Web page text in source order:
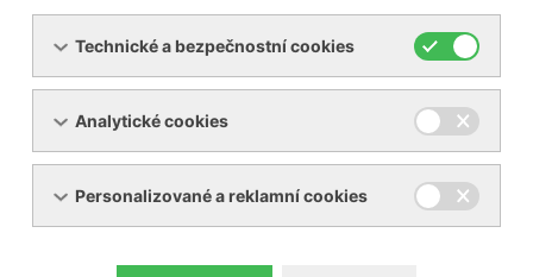
Technické a bezpečnostní cookies
Analytické cookies
Personalizované a reklamní cookies